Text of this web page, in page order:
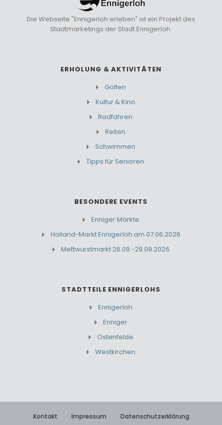
Die Webseite "Ennigerloh erleben" ist ein Projekt des
Stadtmarketings der Stadt Ennigerloh.
ERHOLUNG & AKTIVITÄTEN
Golfen
Kultur & Kino
Radfahren
Reiten
Schwimmen
Tipps für Senioren
BESONDERE EVENTS
Enniger Märkte
Holland-Markt Ennigerloh am 07.06.2026
Mettwurstmarkt 26.09.-29.09.2026
STADTTEILE ENNIGERLOHS
Ennigerloh
Enniger
Ostenfelde
Westkirchen
Kontakt Impressum Datenschutzerklärung